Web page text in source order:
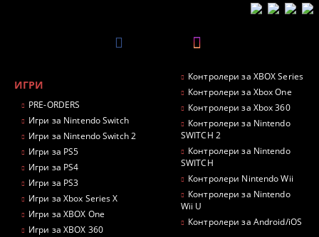
ИГРИ
PRE-ORDERS
Игри за Nintendo Switch
Игри за Nintendo Switch 2
Игри за PS5
Игри за PS4
Игри за PS3
Игри за Xbox Series X
Игри за XBOX One
Игри за XBOX 360
Контролери за XBOX Series
Контролери за Xbox One
Контролери за Xbox 360
Контролери за Nintendo
SWITCH 2
Контролери за Nintendo
SWITCH
Контролери Nintendo Wii
Контролери за Nintendo
Wii U
Контролери за Android/iOS